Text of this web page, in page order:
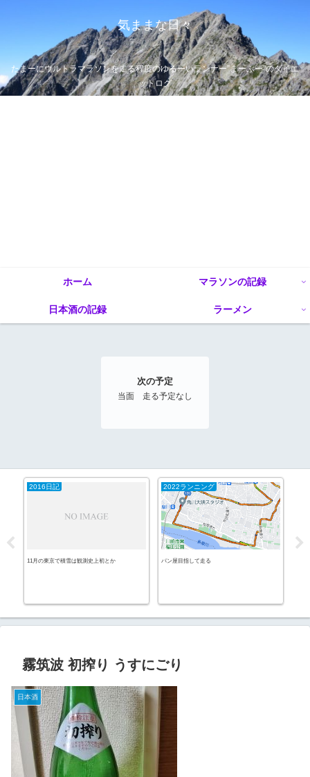
気ままな日々
たまーにウルトラマラソンを走る程度のゆるーいランナー”まーぶー”のダイエ
ットログ
ホーム マラソンの記録
日本酒の記録 ラーメン
次の予定
当面 走る予定なし
2016日記
11月の東京で積雪は観測史上初とか
2022ランニング
パン屋目指して走る
霧筑波 初搾り うすにごり
日本酒